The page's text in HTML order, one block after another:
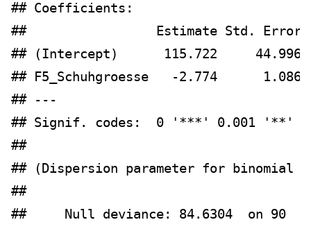
## Coefficients:
##                 Estimate Std. Error
## (Intercept)      115.722     44.996
## F5_Schuhgroesse   -2.774
## ---
## Signif. codes:  0 '***' 0.001
##
## (Dispersion parameter for binomial
##
##     Null deviance: 84.6304  on 90